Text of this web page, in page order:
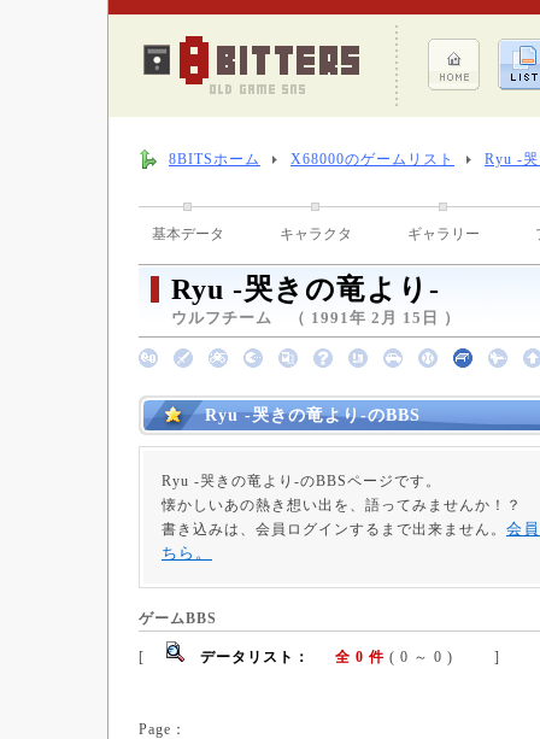
8BITSホーム X68000のゲームリスト Ryu -
基本データ キャラクタ ギャラリー
Ryu -哭きの竜より-
ウルフチーム （ 1991年 2月 15日 ）
Ryu -哭きの竜より-のBBS
Ryu -哭きの竜より-のBBSページです。
懐かしいあの熱き想い出を、語ってみませんか！？
書き込みは、会員ログインするまで出来ません。 会
ちら。
ゲームBBS
[ データリスト： 全 0 件 ( 0 ～ 0 ) ]
Page：